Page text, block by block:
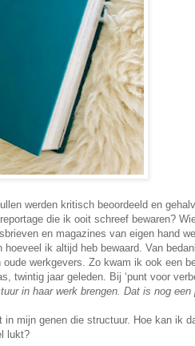
werden kritisch beoordeeld en
die ik ooit schreef bewaren?
en magazines van eigen hand
hoeveel ik altijd heb bewaard. Van
werkgevers. Zo kwam ik ook een
twintig jaar geleden. Bij ‘punt voor
in haar werk brengen. Dat is nog een
in mijn genen die structuur. Hoe kan ik
lukt?